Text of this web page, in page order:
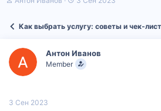
т
м
ы
а
ч
а
Как выбрать услугу: советы и
Антон Иванов
Member
3 Сен 2023